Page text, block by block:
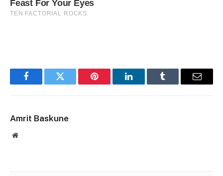
FacebookTwitter Pinterest LinkedInTumblr Email
Amrit Baskune
Website